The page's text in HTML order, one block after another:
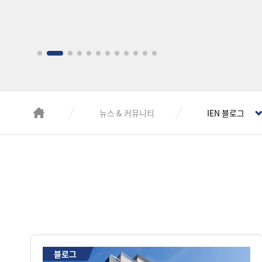
뉴스 & 커뮤니티 IEN 블로그
블로그